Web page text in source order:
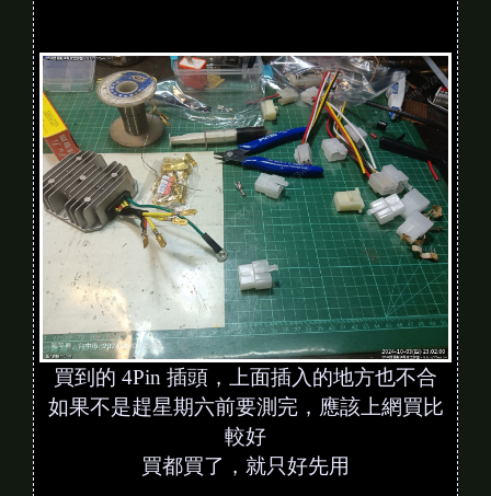
買到的 4Pin 插頭，上面插入的地方也不合
如果不是趕星期六前要測完，應該上網買比
較好
買都買了，就只好先用